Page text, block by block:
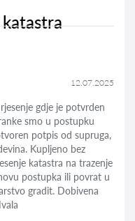
12.07.2025
gdje je potvrden
smo u postupku
potpis od supruga,
Kupljeno bez
katastra na trazenje
postupka ili povrat u
gradit. Dobivena